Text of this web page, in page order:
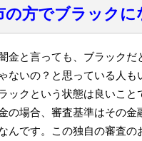
の方でブラックに
金と言っても、ブラック
ないの？と思っている人も
ックという状態は良いこ
の場合、審査基準はその
んです。この独自の審査